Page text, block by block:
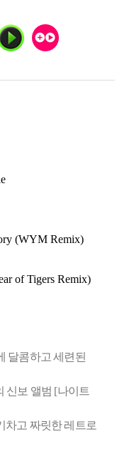
(WYM Remix)
of Tigers Remix)
달콤하고 세련된
신보 앨범 [나이트
차고 짜릿한 레트로